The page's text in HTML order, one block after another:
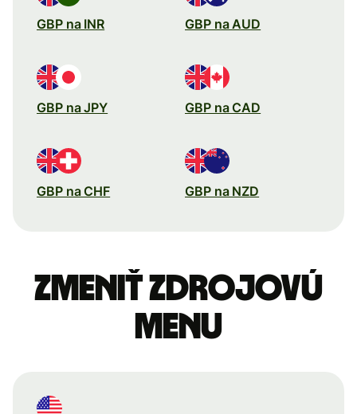
GBP na INR GBP na AUD
GBP na JPY GBP na CAD
GBP na CHF GBP na NZD
Zmeniť zdrojovú
menu